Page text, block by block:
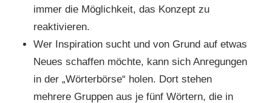
immer die Möglichkeit, das Konzept zu
reaktivieren.
Wer Inspiration sucht und von Grund auf etwas
Neues schaffen möchte, kann sich Anregungen
in der „Wörterbörse“ holen. Dort stehen
mehrere Gruppen aus je fünf Wörtern, die in